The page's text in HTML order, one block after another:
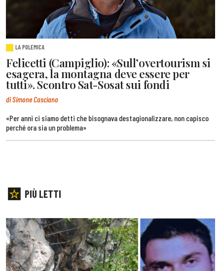
LA POLEMICA
Felicetti (Campiglio): «Sull’overtourism si
esagera, la montagna deve essere per
tutti». Scontro Sat-Sosat sui fondi
di Simone Casciano
«Per anni ci siamo detti che bisognava destagionalizzare, non capisco
perché ora sia un problema»
PIÙ LETTI